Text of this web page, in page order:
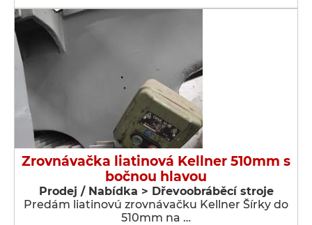
Zrovnávačka liatinová Kellner 510mm s
bočnou hlavou
Prodej / Nabídka > Dřevoobráběcí stroje
Predám liatinovú zrovnávačku Kellner Šírky do
510mm na …